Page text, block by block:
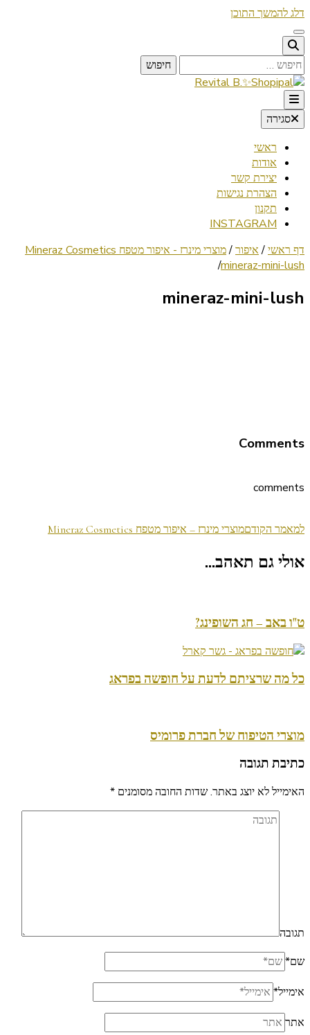
דלג להמשך התוכן
חיפוש:
Revital B.✨Shopipal
Lifestyle ✦ Beauty ✦ Vegan ✦ Travel
סגירה
ראשי
אודות
יצירת קשר
הצהרת נגישות
תקנון
INSTAGRAM
דף ראשי/ איפור/מוצרי מינרז - איפור מטפח Mineraz Cosmetics
/mineraz-mini-lush
mineraz-mini-lush
Comments
comments
ניווט
בפוסטים
למאמר הקודםמוצרי מינרז – איפור מטפח Mineraz Cosmetics
אולי גם תאהב...
ט"ו באב – חג השופינג?
כל מה שרציתם לדעת על חופשה בפראג
מוצרי הטיפוח של חברת פרומיס
כתיבת תגובה
האימייל לא יוצג באתר.שדות החובה מסומנים *
תגובה
שם*
אימייל*
אתר